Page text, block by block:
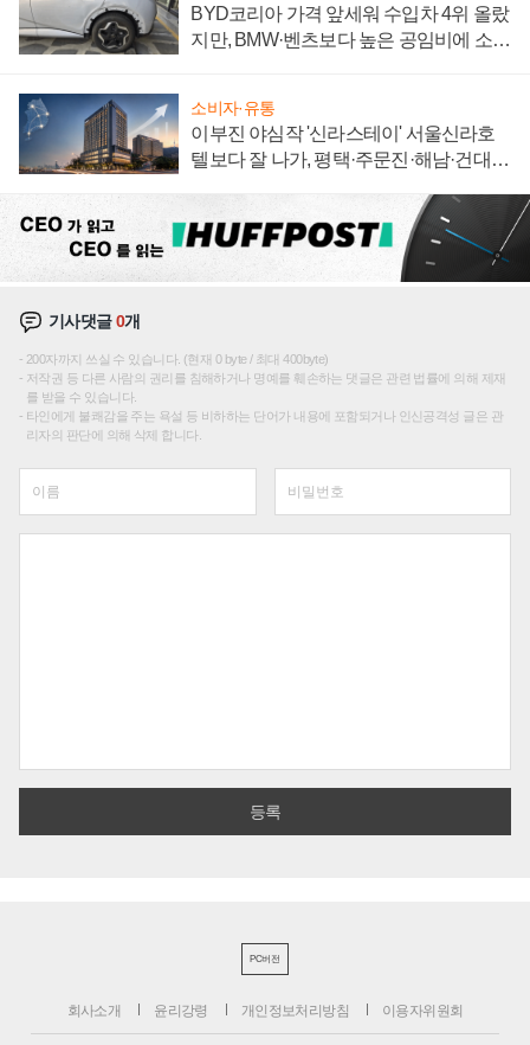
BYD코리아 가격 앞세워 수입차 4위 올랐
지만, BMW·벤츠보다 높은 공임비에 소비
소비자·유통
이부진 야심작 '신라스테이' 서울신라호
텔보다 잘 나가, 평택·주문진·해남·건대로
기사댓글0개
200자까지 쓰실 수 있습니다. (현재 0 byte / 최대 400byte)
저작권 등 다른 사람의 권리를 침해하거나 명예를 훼손하는 댓글은 관련 법률에 의해 제재
를 받을 수 있습니다.
타인에게 불쾌감을 주는 욕설 등 비하하는 단어가 내용에 포함되거나 인신공격성 글은 관
리자의 판단에 의해 삭제 합니다.
PC버전
회사소개 윤리강령 개인정보처리방침 이용자위원회